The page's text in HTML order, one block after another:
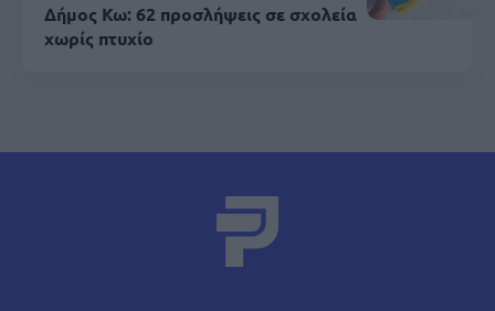
Δήμος Κω: 62 προσλήψεις σε σχολεία
χωρίς πτυχίο